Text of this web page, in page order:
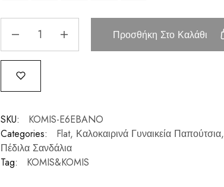
Προσθήκη Στο Καλάθι
SKU:
KOMIS-E6EBANO
Categories:
Flat, Καλοκαιρινά Γυναικεία Παπούτσια,
Πέδιλα Σανδάλια
Tag:
KOMIS&KOMIS